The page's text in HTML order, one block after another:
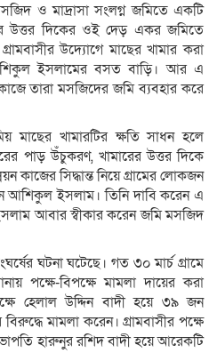
ও মাদ্রাসা সংলগ্ন জমিতে একটি
উত্তর দিকের ওই দেড় একর জমিতে
উদ্যোগে মাছের খামার করা
ইসলামের বসত বাড়ি। আর এ
তারা মসজিদের জমি ব্যবহার করে
মাছের খামারটির ক্ষতি সাধন হলে
পাড় উঁচুকরণ, খামারের উত্তর দিকে
কাজের সিদ্ধান্ত নিয়ে গ্রামের লোকজন
ইসলাম। তিনি দাবি করেন এ
আবার স্বীকার করেন জমি মসজিদ
ঘটনা ঘটেছে। গত ৩০ মার্চ গ্রামে
পক্ষে-বিপক্ষে মামলা দায়ের করা
হেলাল উদ্দিন বাদী হয়ে ৩৯ জন
মামলা করেন। গ্রামবাসীর পক্ষে
হারুনুর রশিদ বাদী হয়ে আরেকটি